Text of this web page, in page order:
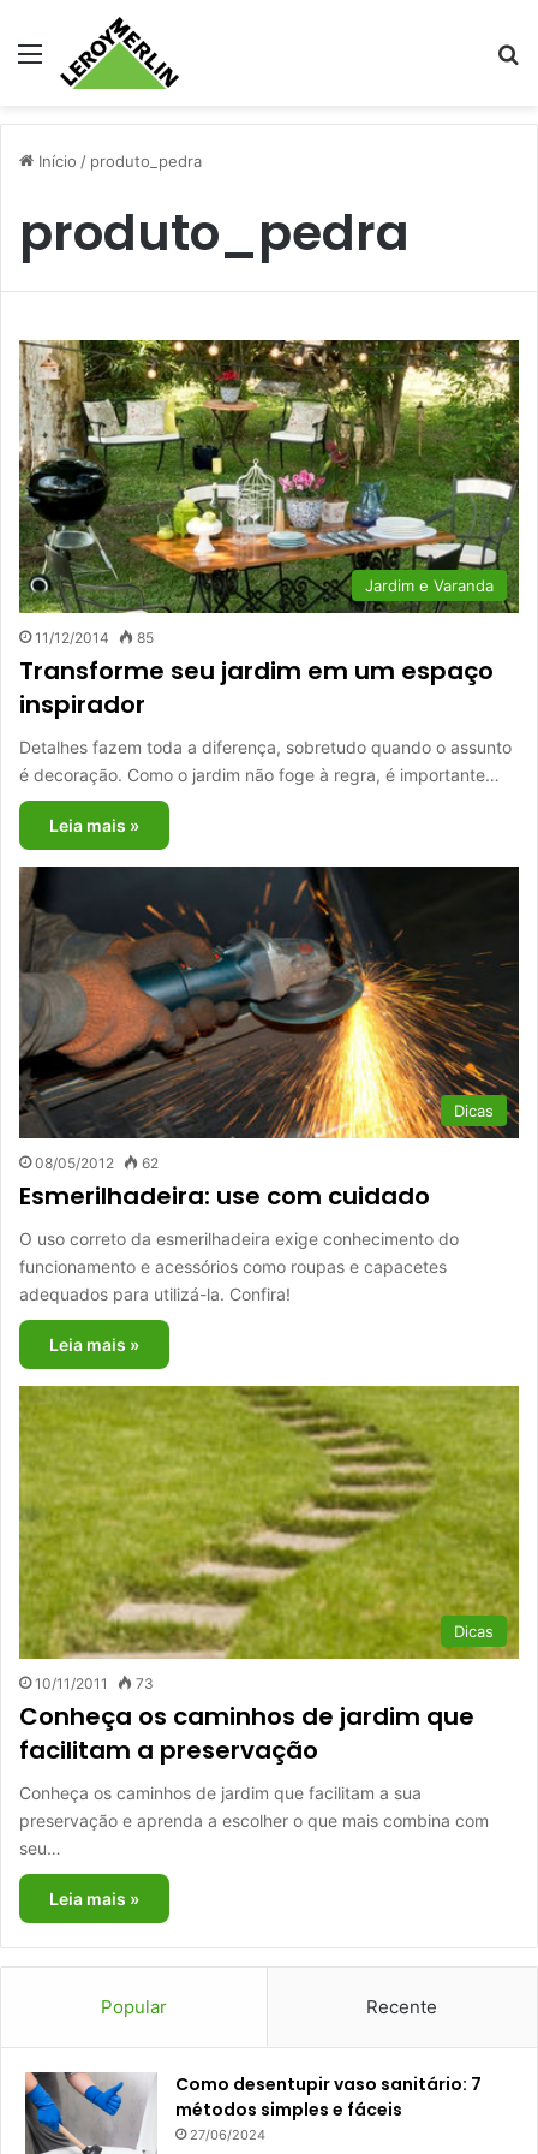
Menu
Início / produto_pedra
produto_pedra
Jardim e Varanda
11/12/2014 85
Transforme seu jardim em um espaço
inspirador
Detalhes fazem toda a diferença, sobretudo quando o assunto
é decoração. Como o jardim não foge à regra, é importante…
Leia mais »
Dicas
08/05/2012 62
Esmerilhadeira: use com cuidado
O uso correto da esmerilhadeira exige conhecimento do
funcionamento e acessórios como roupas e capacetes
adequados para utilizá-la. Confira!
Leia mais »
Dicas
10/11/2011 73
Conheça os caminhos de jardim que
facilitam a preservação
Conheça os caminhos de jardim que facilitam a sua
preservação e aprenda a escolher o que mais combina com
seu…
Leia mais »
Popular Recente
Como desentupir vaso sanitário: 7
métodos simples e fáceis
27/06/2024